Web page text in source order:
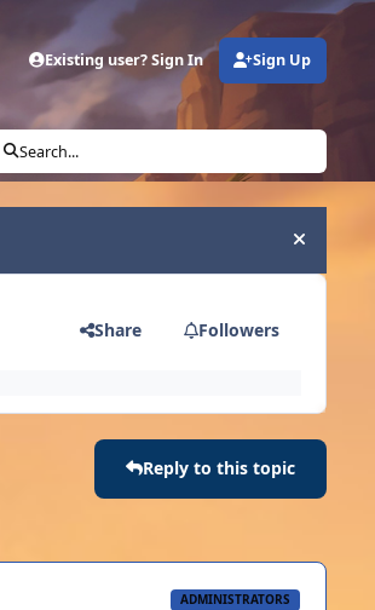
Existing user? Sign In Sign Up
Search...
Hide
Share Followers
Reply to this topic
ADMINISTRATORS